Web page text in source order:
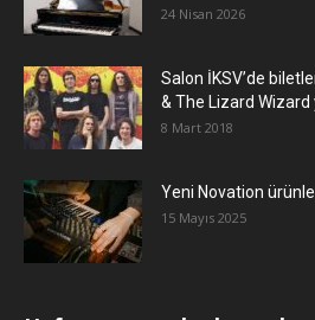
24 Nisan 2026
Salon İKSV’de
& The Lizard Wizard
8 Mart 2018
Yeni Novation
15 Mayıs 2025